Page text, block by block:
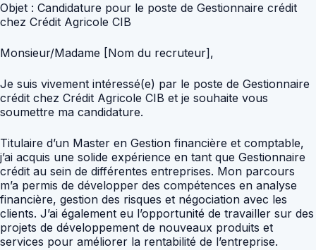
Objet : Candidature pour le poste de Gestionnaire crédit
chez Crédit Agricole CIB
Monsieur/Madame [Nom du recruteur],
Je suis vivement intéressé(e) par le poste de Gestionnaire
crédit chez Crédit Agricole CIB et je souhaite vous
soumettre ma candidature.
Titulaire d’un Master en Gestion financière et comptable,
j’ai acquis une solide expérience en tant que Gestionnaire
crédit au sein de différentes entreprises. Mon parcours
m’a permis de développer des compétences en analyse
financière, gestion des risques et négociation avec les
clients. J’ai également eu l’opportunité de travailler sur des
projets de développement de nouveaux produits et
services pour améliorer la rentabilité de l’entreprise.